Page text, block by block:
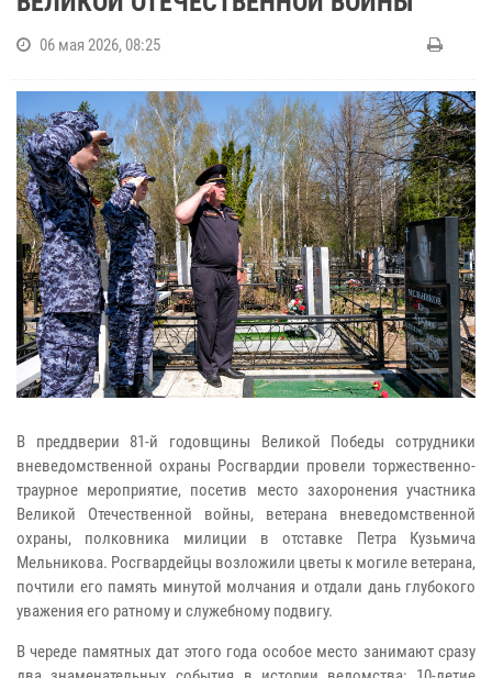
06 мая 2026, 08:25
В преддверии 81-й годовщины Великой Победы сотрудники
вневедомственной охраны Росгвардии провели торжественно-
траурное мероприятие, посетив место захоронения участника
Великой Отечественной войны, ветерана вневедомственной
охраны, полковника милиции в отставке Петра Кузьмича
Мельникова. Росгвардейцы возложили цветы к могиле ветерана,
почтили его память минутой молчания и отдали дань глубокого
уважения его ратному и служебному подвигу.
В череде памятных дат этого года особое место занимают сразу